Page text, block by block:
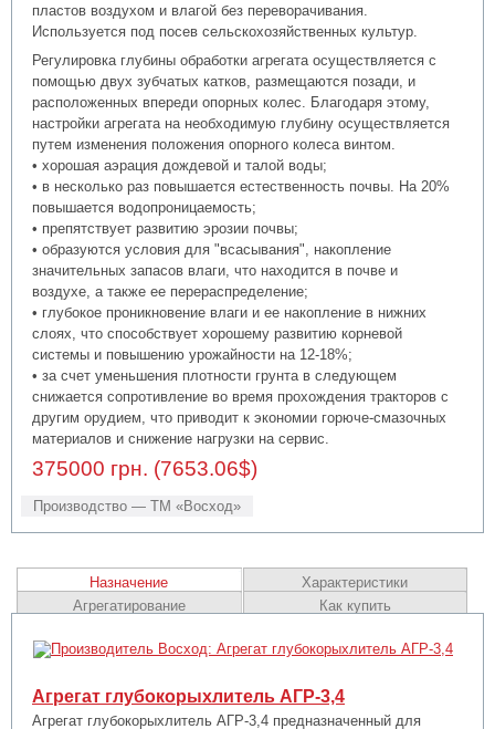
пластов воздухом и влагой без переворачивания.
Используется под посев сельскохозяйственных культур.
Регулировка глубины обработки агрегата осуществляется с
помощью двух зубчатых катков, размещаются позади, и
расположенных впереди опорных колес. Благодаря этому,
настройки агрегата на необходимую глубину осуществляется
путем изменения положения опорного колеса винтом.
• хорошая аэрация дождевой и талой воды;
• в несколько раз повышается естественность почвы. На 20%
повышается водопроницаемость;
• препятствует развитию эрозии почвы;
• образуются условия для "всасывания", накопление
значительных запасов влаги, что находится в почве и
воздухе, а также ее перераспределение;
• глубокое проникновение влаги и ее накопление в нижних
слоях, что способствует хорошему развитию корневой
системы и повышению урожайности на 12-18%;
• за счет уменьшения плотности грунта в следующем
снижается сопротивление во время прохождения тракторов с
другим орудием, что приводит к экономии горюче-смазочных
материалов и снижение нагрузки на сервис.
375000 грн. (7653.06$)
Производство — ТМ «Восход»
Назначение
Характеристики
Агрегатирование
Как купить
Агрегат глубокорыхлитель АГР-3,4
Агрегат глубокорыхлитель АГР-3,4 предназначенный для